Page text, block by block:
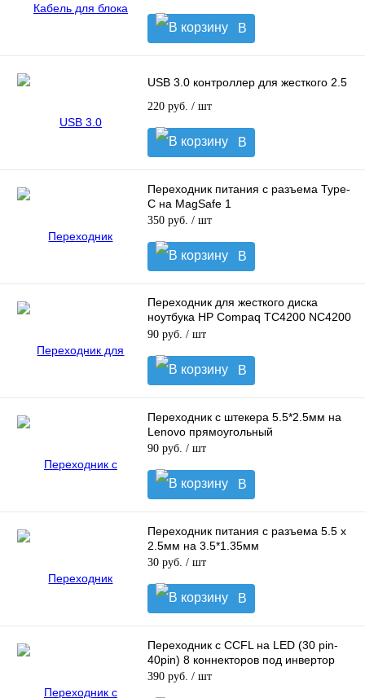
В
корзину
USB 3.0 контроллер для жесткого 2.5
220 руб. / шт
В
корзину
Переходник питания с разъема Type-
C на MagSafe 1
350 руб. / шт
В
корзину
Переходник для жесткого диска
ноутбука HP Compaq TC4200 NC4200
NC6110 NX6110 IDE
90 руб. / шт
В
корзину
Переходник с штекера 5.5*2.5мм на
Lenovo прямоугольный
90 руб. / шт
В
корзину
Переходник питания с разъема 5.5 х
2.5мм на 3.5*1.35мм
30 руб. / шт
В
корзину
Переходник с CCFL на LED (30 pin-
40pin) 8 коннекторов под инвертор
390 руб. / шт